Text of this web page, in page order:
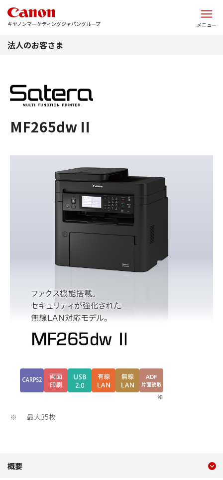
キヤノンマーケティングジャパングループ メニュー
法人のお客さま
MF265dw II
※
※ 最大35枚
概要